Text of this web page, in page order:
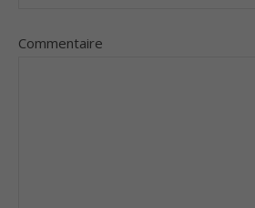
Commentaire